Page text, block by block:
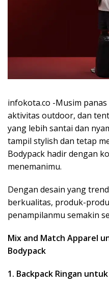
infokota.co -Musim
aktivitas outdoor, dan
yang lebih santai dan
tampil stylish dan tetap
Bodypack hadir dengan
menemanimu.
Dengan desain yang
berkualitas, produk-
penampilanmu semakin
Mix and Match Apparel
Bodypack
1. Backpack Ringan